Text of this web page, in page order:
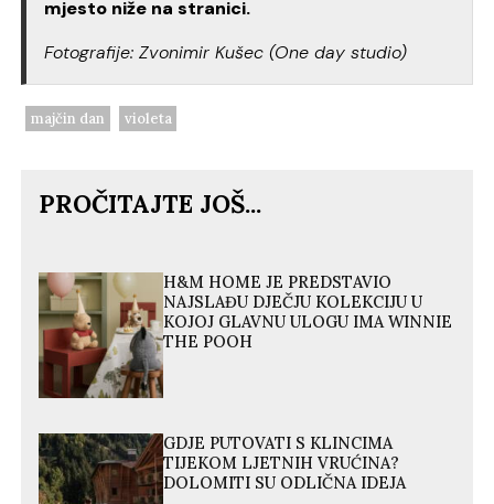
mjesto niže na stranici.
Fotografije: Zvonimir Kušec (One day studio)
majčin dan violeta
PROČITAJTE JOŠ...
H&M HOME JE PREDSTAVIO
NAJSLAĐU DJEČJU KOLEKCIJU U
KOJOJ GLAVNU ULOGU IMA WINNIE
THE POOH
GDJE PUTOVATI S KLINCIMA
TIJEKOM LJETNIH VRUĆINA?
DOLOMITI SU ODLIČNA IDEJA